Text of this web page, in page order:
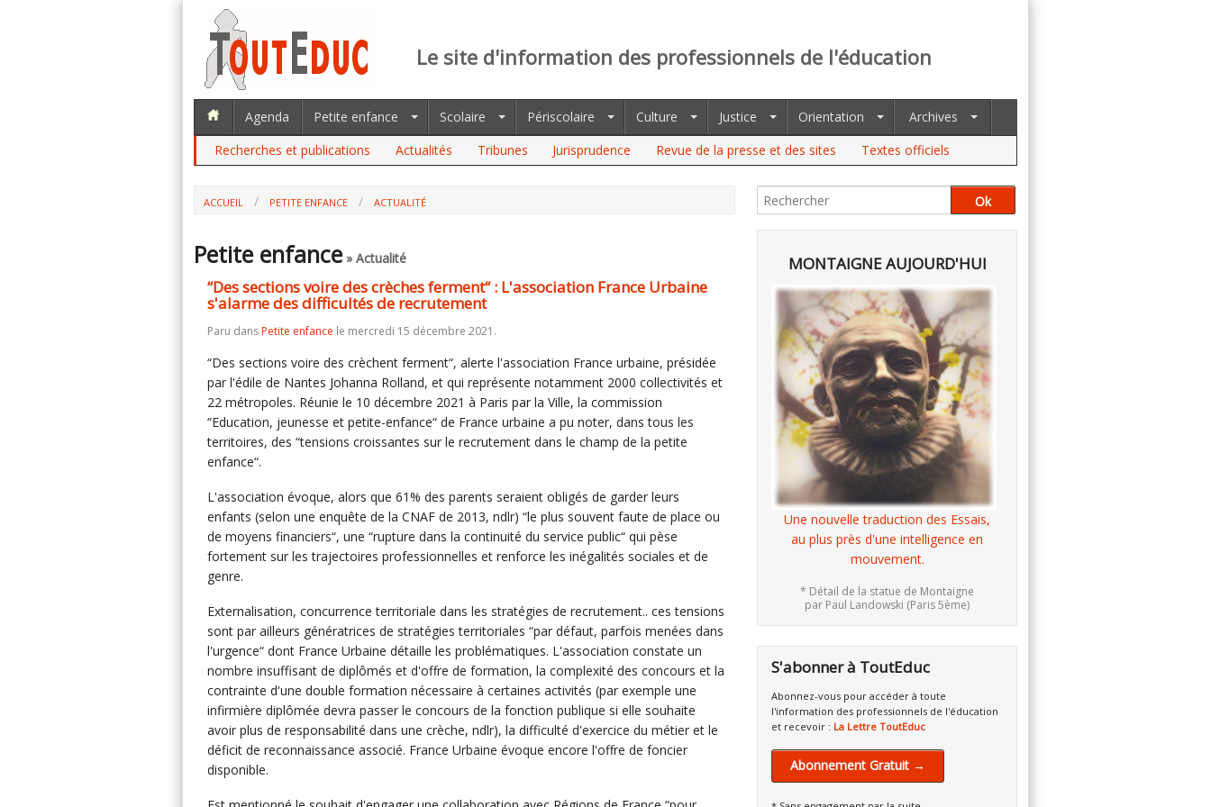
Le site d'information des professionnels de l'éducation
Agenda Petite enfance Scolaire Périscolaire Culture Justice Orientation
Archives
Recherches et publications
Actualités Tribunes Jurisprudence Revue de la presse et des sites Textes officiels
ACCUEIL PETITE ENFANCE
ACTUALITÉ
DIFFICULTÉS DE RECRUTEMENT
Petite enfance» Actualité
“Des sections voire des crèches ferment“ : L'association France Urbaine
s'alarme des difficultés de recrutement
Paru dansPetite enfance le mercredi 15 décembre 2021.
“Des sections voire des crèchent ferment“, alerte l'association France urbaine, présidée
par l'édile de Nantes Johanna Rolland, et qui représente notamment 2000 collectivités et
22 métropoles. Réunie le 10 décembre 2021 à Paris par la Ville, la commission
“Education, jeunesse et petite-enfance“ de France urbaine a pu noter, dans tous les
territoires, des “tensions croissantes sur le recrutement dans le champ de la petite
enfance“.
L'association évoque, alors que 61% des parents seraient obligés de garder leurs
enfants (selon une enquête de la CNAF de 2013, ndlr) “le plus souvent faute de place ou
de moyens financiers“, une “rupture dans la continuité du service public“ qui pèse
fortement sur les trajectoires professionnelles et renforce les inégalités sociales et de
genre.
Externalisation, concurrence territoriale dans les stratégies de recrutement.. ces tensions
sont par ailleurs génératrices de stratégies territoriales “par défaut, parfois menées dans
l'urgence“ dont France Urbaine détaille les problématiques. L'association constate un
nombre insuffisant de diplômés et d'offre de formation, la complexité des concours et la
contrainte d'une double formation nécessaire à certaines activités (par exemple une
infirmière diplômée devra passer le concours de la fonction publique si elle souhaite
avoir plus de responsabilité dans une crèche, ndlr), la difficulté d'exercice du métier et le
déficit de reconnaissance associé. France Urbaine évoque encore l'offre de foncier
disponible.
MONTAIGNE AUJOURD'HUI
Une nouvelle traduction des Essais,
au plus près d'une intelligence en
mouvement.
* Détail de la statue de Montaigne
par Paul Landowski (Paris 5ème)
S'abonner à ToutEduc
Abonnez-vous pour accéder à toute
l'information des professionnels de l'éducation
et recevoir : La Lettre ToutEduc
Abonnement Gratuit →